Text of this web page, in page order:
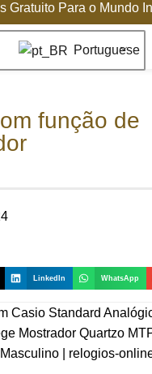
Gratuito Para o Mundo
Portuguese
função de
LinkedIn WhatsApp